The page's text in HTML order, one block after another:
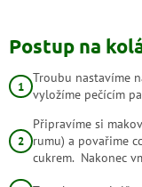
Postup na
Troubu nastavíme
vyložíme pečícím
Připravíme si
rumu) a povařime
cukrem. Nakonec